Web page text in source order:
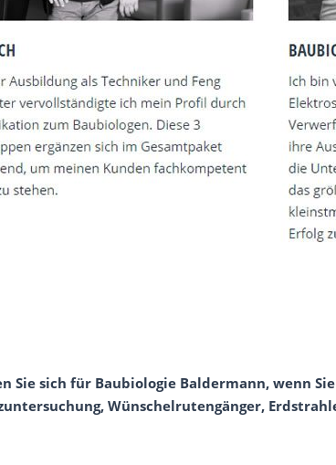
Sie sich für Baubiologie Baldermann, wenn
Wünschelrutengänger,